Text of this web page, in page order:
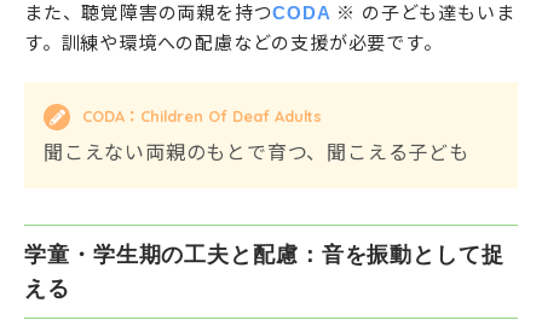
また、聴覚障害の両親を持つCODA ※ の子ども達もいま
す。訓練や環境への配慮などの支援が必要です。
CODA： Children Of Deaf Adults
聞こえない両親のもとで育つ、聞こえる子ども
学童・学生期の工夫と配慮：音を振動として捉
える